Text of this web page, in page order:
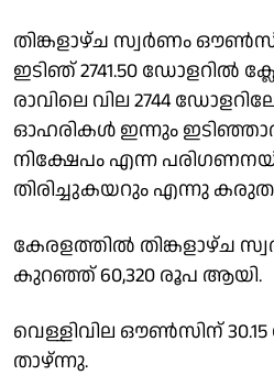
തിങ്കളാഴ്ച സ്വർണം
ഇടിഞ് 2741.50 ഡോളറിൽ
രാവിലെ വില 2744
ഓഹരികൾ ഇന്നും
നിക്ഷേപം എന്ന
തിരിച്ചുകയറും എന്നു
കേരളത്തിൽ തിങ്കളാഴ്ച
കുറഞ്ഞ് 60,320 രൂപ ആയി.
വെള്ളിവില ഔൺസിന്
താഴ്ന്നു.